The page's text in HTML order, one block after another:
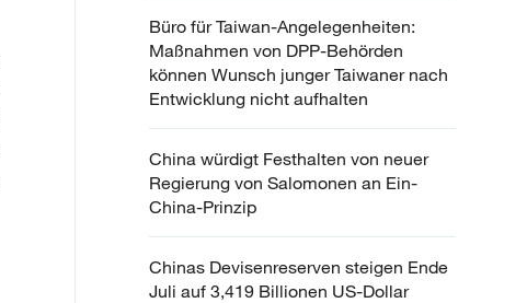
Büro für Taiwan-Angelegenheiten:
Maßnahmen von DPP-Behörden
können Wunsch junger Taiwaner nach
Entwicklung nicht aufhalten
China würdigt Festhalten von neuer
Regierung von Salomonen an Ein-
China-Prinzip
Chinas Devisenreserven steigen Ende
Juli auf 3,419 Billionen US-Dollar